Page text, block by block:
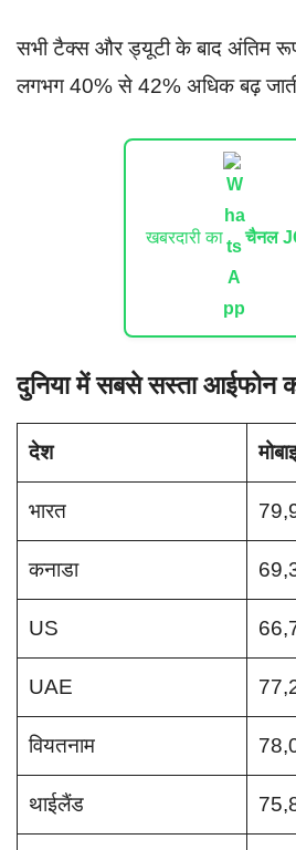
सभी टैक्स और ड्यूटी के बाद अंतिम
लगभग 40% से 42% अधिक बढ़
खबरदारी का चैनल
दुनिया में सबसे सस्ता आईफोन
देश
भारत
कनाडा
US
UAE
वियतनाम
थाईलैंड